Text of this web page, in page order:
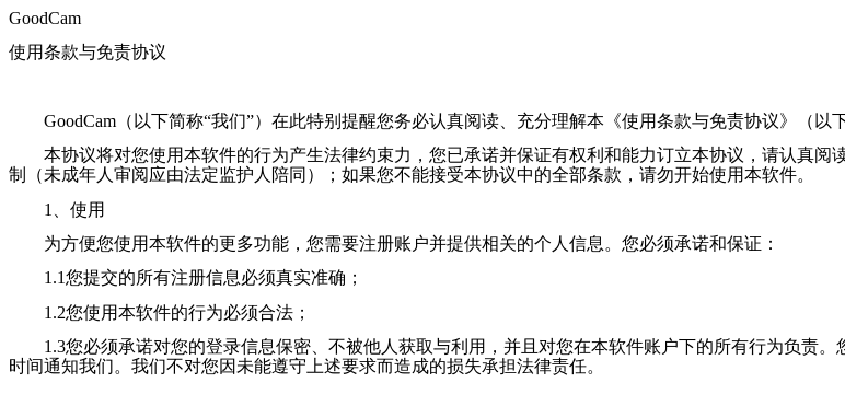
GoodCam
使用条款与免责协议
GoodCam （以下简称“我们”）在此特别提醒您务必认真阅读、充分理解本《使用条款与免责协议》（以
本协议将对您使用本软件的行为产生法律约束力，您已承诺并保证有权利和能力订立本协议，请认真阅
制（未成年人审阅应由法定监护人陪同）；如果您不能接受本协议中的全部条款，请勿开始使用本软件。
1、使用
为方便您使用本软件的更多功能，您需要注册账户并提供相关的个人信息。您必须承诺和保证：
1.1您提交的所有注册信息必须真实准确；
1.2您使用本软件的行为必须合法；
1.3您必须承诺对您的登录信息保密、不被他人获取与利用，并且对您在本软件账户下的所有行为负责。
时间通知我们。我们不对您因未能遵守上述要求而造成的损失承担法律责任。